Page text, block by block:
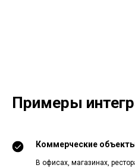
Примеры
Коммерческие
В офисах, магазинах,